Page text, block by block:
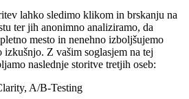
lahko sledimo klikom in brskanju na
ter jih anonimno analiziramo, da
mesto in nenehno izboljšujemo
izkušnjo. Z vašim soglasjem na tej
naslednje storitve tretjih oseb:
A/B-Testing